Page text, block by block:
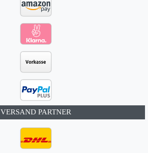
VERSAND PARTNER